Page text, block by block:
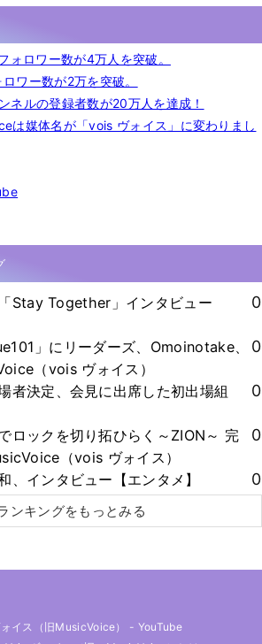
ロワー数が4万人を突破。
ー数が2万を突破。
ルの登録者数が20万人を達成！
媒体名が「vois ヴォイス」に変わりまし
「Stay Together」インタビュー
0
」にリーダーズ、Omoinotake、
（vois ヴォイス）
0
者決定、会見に出席した初出場組
0
ロックを切り拓ひらく～ZION～ 完
（vois ヴォイス）
0
、インタビュー【エンタメ】 0
ンキングをもっとみる
イス（旧MusicVoice） - YouTube